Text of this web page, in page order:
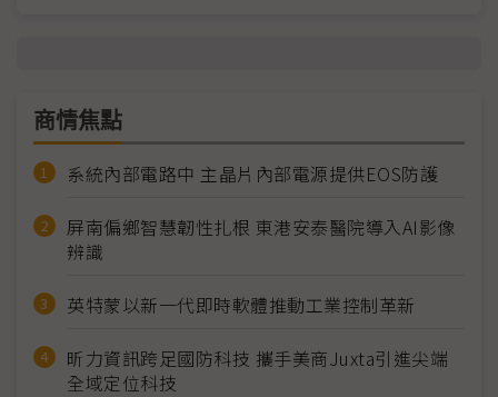
商情焦點
系統內部電路中 主晶片內部電源提供EOS防護
屏南偏鄉智慧韌性扎根 東港安泰醫院導入AI影像
辨識
英特蒙以新一代即時軟體推動工業控制革新
昕力資訊跨足國防科技 攜手美商Juxta引進尖端
全域定位科技